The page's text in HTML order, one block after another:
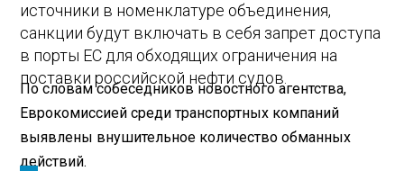
источники в номенклатуре объединения,
санкции будут включать в себя запрет доступа
в порты ЕС для обходящих ограничения на
поставки российской нефти судов.
По словам собеседников новостного агентства,
Еврокомиссией среди транспортных компаний
выявлены внушительное количество обманных
действий.